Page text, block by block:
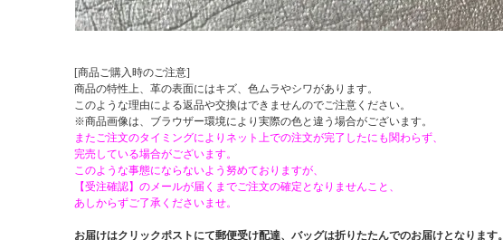
[商品ご購入時のご注意]
商品の特性上、革の表面にはキズ、色ムラやシワがあります。
このような理由による返品や交換はできませんのでご注意ください。
※商品画像は、ブラウザー環境により実際の色と違う場合がございます。
またご注文のタイミングによりネット上での注文が完了したにも関わらず、
完売している場合がございます。
このような事態にならないよう努めておりますが、
【受注確認】のメールが届くまでご注文の確定となりませんこと、
あしからずご了承くださいませ。
お届けはクリックポストにて郵便受け配達、バッグは折りたたんでのお届けとなります。